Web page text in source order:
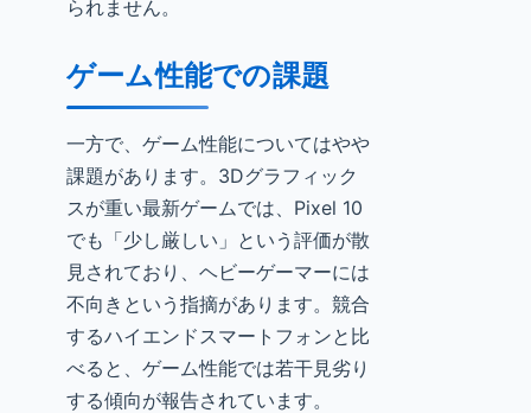
られません。
ゲーム性能での課題
一方で、ゲーム性能についてはやや
課題があります。3Dグラフィック
スが重い最新ゲームでは、Pixel 10
でも「少し厳しい」という評価が散
見されており、ヘビーゲーマーには
不向きという指摘があります。競合
するハイエンドスマートフォンと比
べると、ゲーム性能では若干見劣り
する傾向が報告されています。